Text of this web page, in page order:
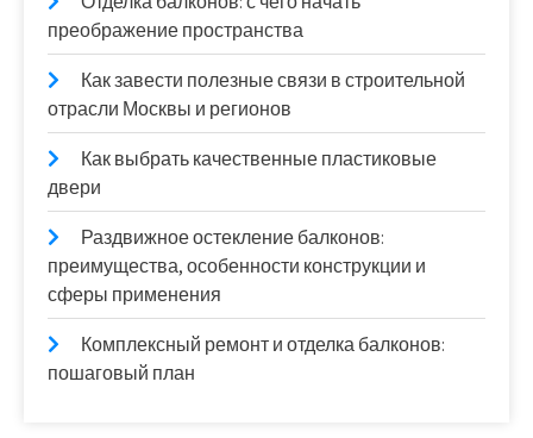
преображение пространства
Как завести полезные связи в строительной
отрасли Москвы и регионов
Как выбрать качественные пластиковые
двери
Раздвижное остекление балконов:
преимущества, особенности конструкции и
сферы применения
Комплексный ремонт и отделка балконов:
пошаговый план